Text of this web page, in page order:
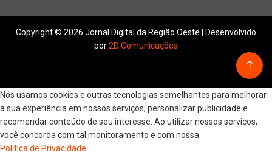
Copyright © 2026 Jornal Digital da Região Oeste | Desenvolvido
por2D Comunicações
Nós usamos cookies e outras tecnologias semelhantes para melhorar
a sua experiência em nossos serviços, personalizar publicidade e
recomendar conteúdo de seu interesse. Ao utilizar nossos serviços,
você concorda com tal monitoramento e com nossa
Política de Privacidade